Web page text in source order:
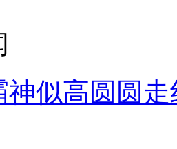
神似高圆圆走